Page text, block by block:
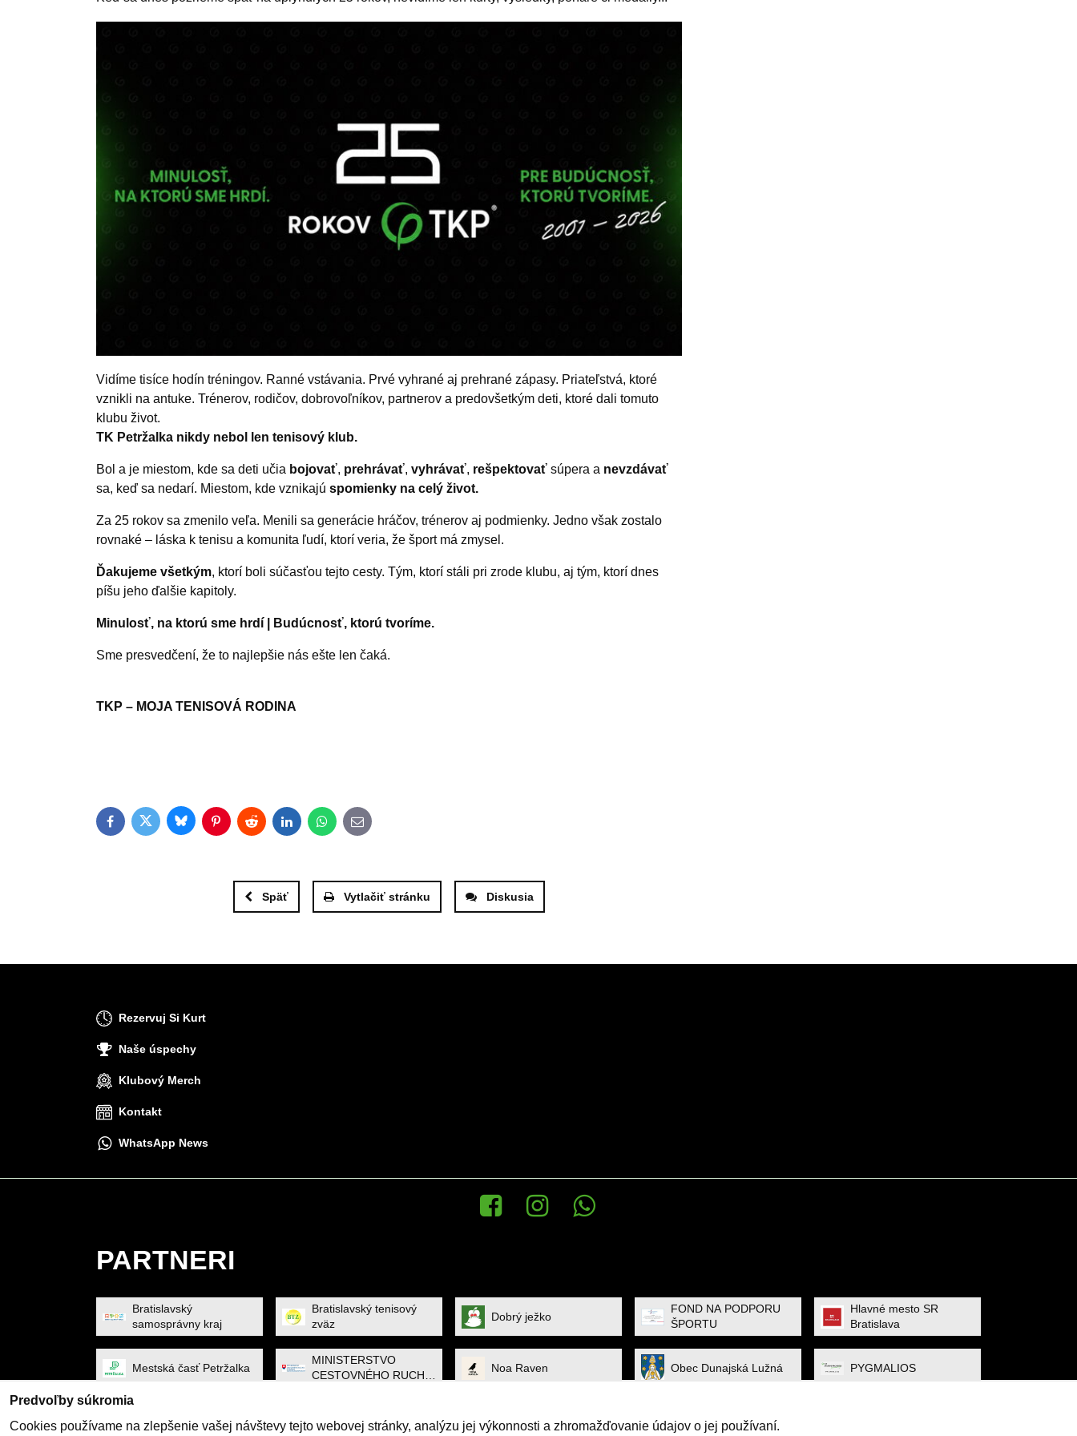
Vidíme tisíce hodín tréningov. Ranné vstávania. Prvé vyhrané aj prehrané zápasy. Priateľstvá, ktoré
vznikli na antuke. Trénerov, rodičov, dobrovoľníkov, partnerov a predovšetkým deti, ktoré dali tomuto
klubu život.
TK Petržalka nikdy nebol len tenisový klub.
Bol a je miestom, kde sa deti učia bojovať, prehrávať, vyhrávať, rešpektovaťsúpera a nevzdávať
sa, keď sa nedarí. Miestom, kde vznikajú spomienky na celý život.
Za 25 rokov sa zmenilo veľa. Menili sa generácie hráčov, trénerov aj podmienky. Jedno však zostalo
rovnaké – láska k tenisu a komunita ľudí, ktorí veria, že šport má zmysel.
Ďakujeme všetkým, ktorí boli súčasťou tejto cesty. Tým, ktorí stáli pri zrode klubu, aj tým, ktorí dnes
píšu jeho ďalšie kapitoly.
Minulosť, na ktorú sme hrdí | Budúcnosť, ktorú tvoríme.
Sme presvedčení, že to najlepšie nás ešte len čaká.
TKP – MOJA TENISOVÁ RODINA
FacebookTwitterBlueskyPinterestRedditLinkedInWhatsApp
E-mail
Späť Vytlačiť stránku Diskusia
Rezervuj Si Kurt
Naše úspechy
Klubový Merch
Kontakt
WhatsApp News
Facebook Instagram WhatsApp News
PARTNERI
Bratislavský
samosprávny kraj
Bratislavský tenisový
zväz
Dobrý ježko
FOND NA PODPORU
ŠPORTU
Hlavné mesto SR
Bratislava
Mestská časť Petržalka
MINISTERSTVO
CESTOVNÉHO RUCHU
Noa Raven Obec Dunajská Lužná PYGMALIOS
Slovenský tenisový zväz
SOLUTIONS
Predvoľby súkromia
Cookies používame na zlepšenie vašej návštevy tejto webovej stránky, analýzu jej výkonnosti a zhromažďovanie údajov o jej používaní.